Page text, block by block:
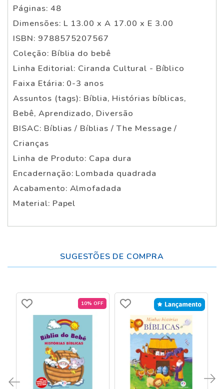
Páginas: 48
Dimensões: L 13.00 x A 17.00 x E 3.00
ISBN: 9788575207567
Coleção: Bíblia do bebê
Linha Editorial: Ciranda Cultural - Bíblico
Faixa Etária: 0-3 anos
Assuntos (tags): Bíblia, Histórias bíblicas,
Bebê, Aprendizado, Diversão
BISAC: Bíblias / Bíblias / The Message /
Crianças
Linha de Produto: Capa dura
Encadernação: Lombada quadrada
Acabamento: Almofadada
Material: Papel
SUGESTÕES DE COMPRA
10% OFF